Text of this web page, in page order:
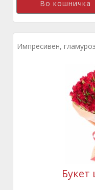
Импресивен,
Букет